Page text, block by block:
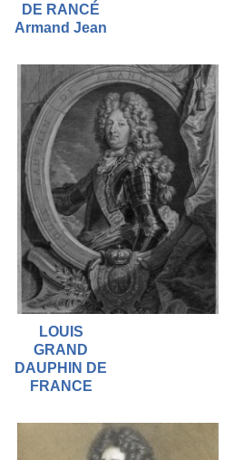
DE RANCÉ
Armand Jean
LOUIS
GRAND
DAUPHIN DE
FRANCE